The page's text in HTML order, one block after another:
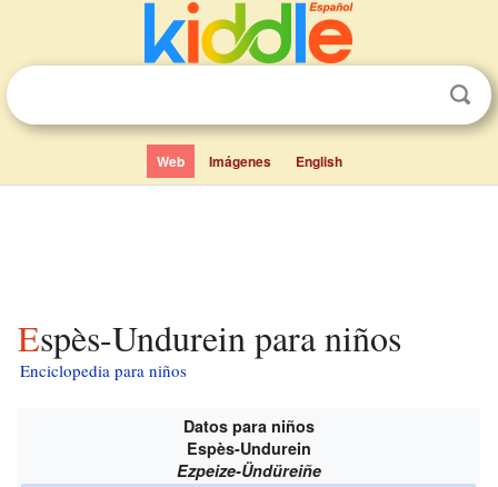
Web Imágenes English
Espès-Undurein para niños
Enciclopedia para niños
Datos para niños
Espès-Undurein
Ezpeize-Ündüreiñe